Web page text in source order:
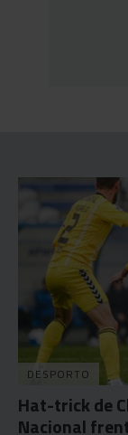
DESPORTO
Hat-trick de
Nacional